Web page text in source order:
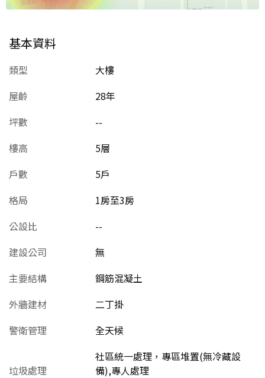
基本資料
類型
大樓
屋齡
28年
坪數
--
樓高
5層
戶數
5戶
格局
1房至3房
公設比
--
建設公司
無
主要結構
鋼筋混凝土
外牆建材
二丁掛
警衛管理
全天候
垃圾處理
社區統一處理，專區堆置(無冷藏設
備),專人處理